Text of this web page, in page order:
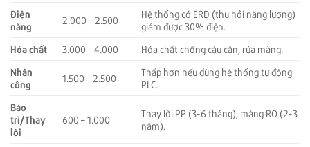
Điện
năng
2.000 – 2.500
Hệ thống có ERD (thu hồi năng lượng)
giảm được 30% điện.
Hóa chất 3.000 – 4.000 Hóa chất chống cáu cặn, rửa màng.
Nhân
công
1.500 – 2.500
Thấp hơn nếu dùng hệ thống tự động
PLC.
Bảo
trì/Thay
lõi
600 – 1.000
Thay lõi PP (3-6 tháng), màng RO (2-3
năm).